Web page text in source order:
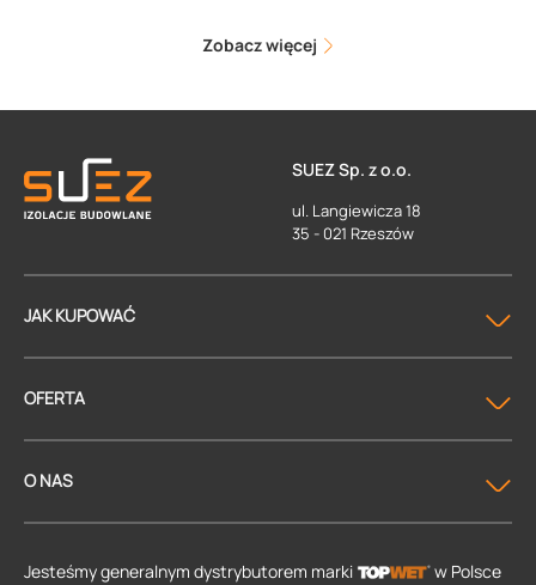
Zobacz więcej
SUEZ Sp. z o.o.
ul. Langiewicza 18
35 - 021 Rzeszów
JAK KUPOWAĆ
OFERTA
O NAS
Jesteśmy generalnym dystrybutorem marki w Polsce